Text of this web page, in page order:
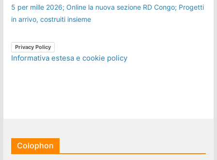
5 per mille 2026; Online la nuova sezione RD Congo; Progetti
in arrivo, costruiti insieme
Privacy Policy
Informativa estesa e cookie policy
Colophon